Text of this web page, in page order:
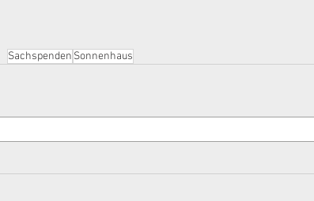
Sachspenden Sonnenhaus